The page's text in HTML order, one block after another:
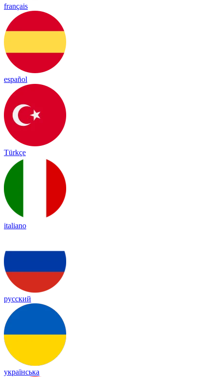
français
español
Türkçe
italiano
русский
українська